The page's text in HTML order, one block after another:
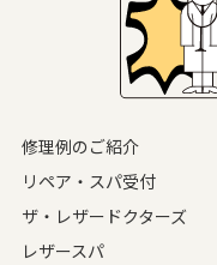
修理例のご紹介
リペア・スパ受付
ザ・レザードクターズ
レザースパ